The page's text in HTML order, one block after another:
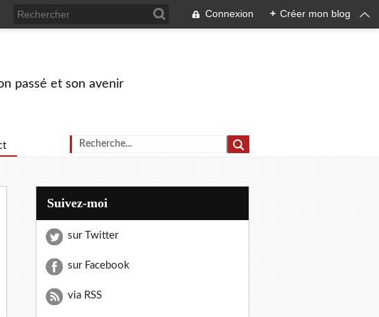
Connexion + Créer mon blog
passé et son avenir
Suivez-moi
sur Twitter
sur Facebook
via RSS